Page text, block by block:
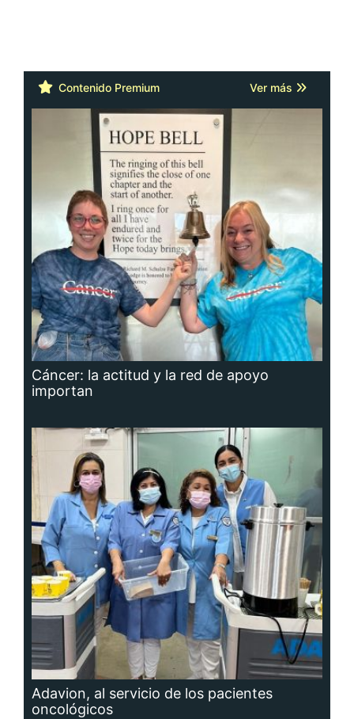
Contenido Premium Ver más
Cáncer: la actitud y la red de apoyo
importan
Adavion, al servicio de los pacientes
oncológicos